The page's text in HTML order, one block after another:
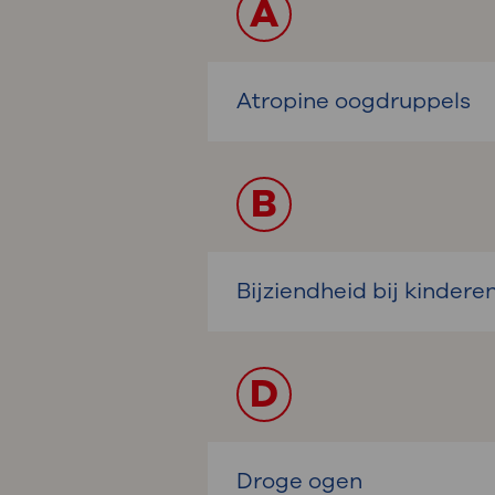
A
Atropine oogdruppels
B
Bijziendheid bij
D
Droge ogen